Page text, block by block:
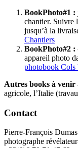
BookPhoto#1 :
chantier. Suivre
jusqu’à la
Chantiers
BookPhoto#2 :
appareil photo
photobook Cols
Autres books à venir
agricole, l’Italie
Contact
Pierre-François Dumas
photographe